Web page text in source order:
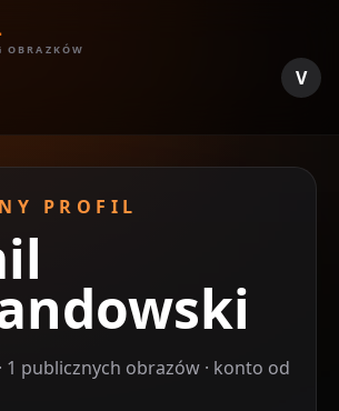
OBRAZKÓW
V
PROFIL
1 publicznych obrazów · konto od